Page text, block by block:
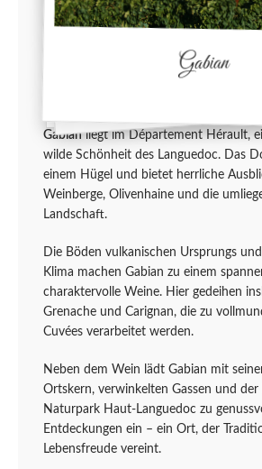
Gabianliegt im Département Hérault,
wilde Schönheit des Languedoc. Das
einem Hügel und bietet herrliche
Weinberge, Olivenhaine und die
Landschaft.
Die Böden vulkanischen Ursprungs
Klima machen Gabian zu einem
charaktervolle Weine. Hier gedeihen
Grenache und Carignan, die zu
Cuvées verarbeitet werden.
Neben dem Wein lädt Gabian mit
Ortskern, verwinkelten Gassen und der
Naturpark Haut-Languedoc zu
Entdeckungen ein – ein Ort, der
Lebensfreude vereint.
Gabian